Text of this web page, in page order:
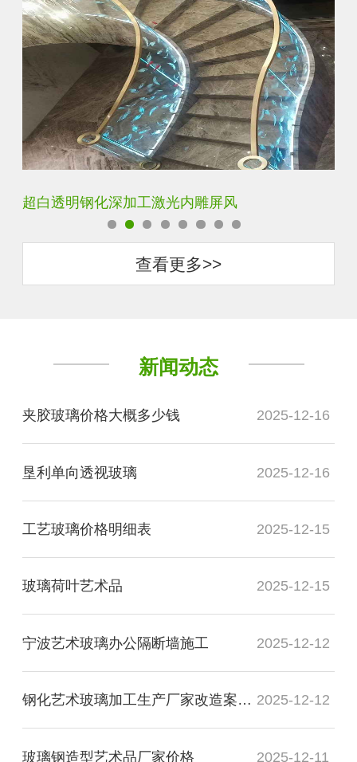
玄关水晶立体雕刻3D激光内雕玻璃
查看更多>>
新闻动态
夹胶玻璃价格大概多少钱 2025-12-16
垦利单向透视玻璃 2025-12-16
工艺玻璃价格明细表 2025-12-15
玻璃荷叶艺术品 2025-12-15
宁波艺术玻璃办公隔断墙施工 2025-12-12
钢化艺术玻璃加工生产厂家改造案例图 2025-12-12
玻璃钢造型艺术品厂家价格 2025-12-11